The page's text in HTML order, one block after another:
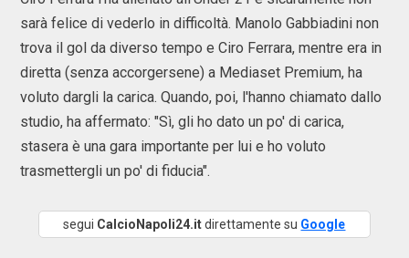
sarà felice di vederlo in difficoltà. Manolo Gabbiadini non
trova il gol da diverso tempo e Ciro Ferrara, mentre era in
diretta (senza accorgersene) a Mediaset Premium, ha
voluto dargli la carica. Quando, poi, l'hanno chiamato dallo
studio, ha affermato: "Sì, gli ho dato un po' di carica,
stasera è una gara importante per lui e ho voluto
trasmettergli un po' di fiducia".
segui CalcioNapoli24.itdirettamente su Google